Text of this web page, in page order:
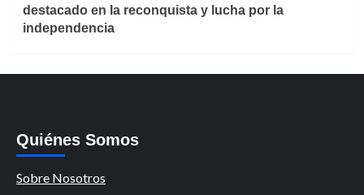
destacado en la reconquista y lucha por la
independencia
Quiénes Somos
Sobre Nosotros